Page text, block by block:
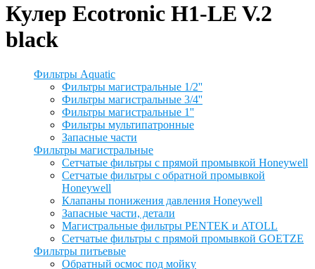
Кулер Ecotronic H1-LE V.2
black
Фильтры Aquatic
Фильтры магистральные 1/2''
Фильтры магистральные 3/4''
Фильтры магистральные 1''
Фильтры мультипатронные
Запасные части
Фильтры магистральные
Сетчатые фильтры с прямой промывкой Honeywell
Сетчатые фильтры с обратной промывкой
Honeywell
Клапаны понижения давления Honeywell
Запасные части, детали
Магистральные фильтры PENTEK и ATOLL
Сетчатые фильтры с прямой промывкой GOETZE
Фильтры питьевые
Обратный осмос под мойку